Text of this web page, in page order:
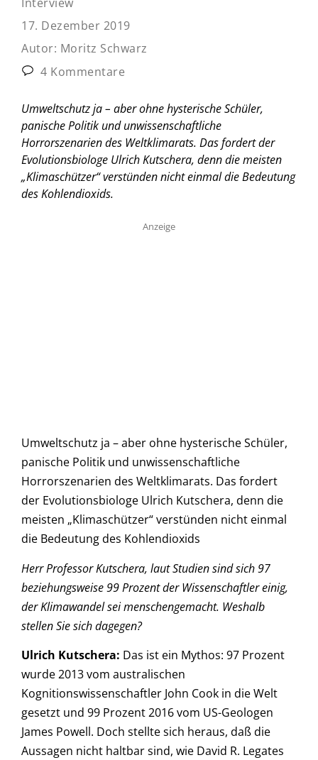
17. Dezember 2019
Autor: Moritz Schwarz
4 Kommentare
Umweltschutz ja – aber ohne hysterische Schüler,
panische Politik und unwissenschaftliche
Horrorszenarien des Weltklimarats. Das fordert der
Evolutionsbiologe Ulrich Kutschera, denn die meisten
„Klimaschützer“ verstünden nicht einmal die Bedeutung
des Kohlendioxids.
Anzeige
Umweltschutz ja – aber ohne hysterische Schüler,
panische Politik und unwissenschaftliche
Horrorszenarien des Weltklimarats. Das fordert
der Evolutionsbiologe Ulrich Kutschera, denn die
meisten „Klimaschützer“ verstünden nicht einmal
die Bedeutung des Kohlendioxids
Herr ProfessorKutschera, laut Studien sind sich 97
beziehungsweise 99 Prozent der Wissenschaftler einig,
der Klimawandel sei menschengemacht. Weshalb
stellen Sie sich dagegen?
Ulrich Kutschera: Das ist ein Mythos: 97 Prozent
wurde 2013 vom australischen
Kognitionswissenschaftler John Cook in die Welt
gesetzt und 99 Prozent 2016 vom US-Geologen
James Powell. Doch stellte sich heraus, daß die
Aussagen nicht haltbar sind, wie David R. Legates